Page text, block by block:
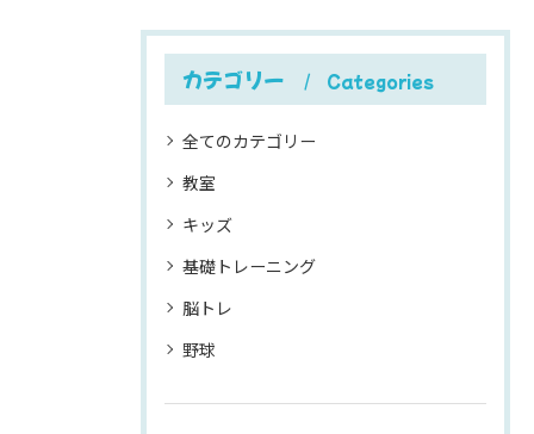
カテゴリー Categories
全てのカテゴリー
教室
キッズ
基礎トレーニング
脳トレ
野球